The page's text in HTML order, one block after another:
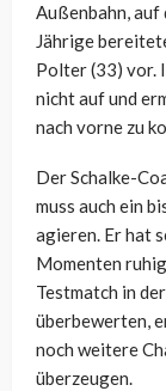
Außenbahn,
Jährige
Polter (33) vor.
nicht auf und
nach vorne zu
Der Schalke-
muss auch ein
agieren. Er hat
Momenten
Testmatch in
überbewerten,
noch weitere
überzeugen.